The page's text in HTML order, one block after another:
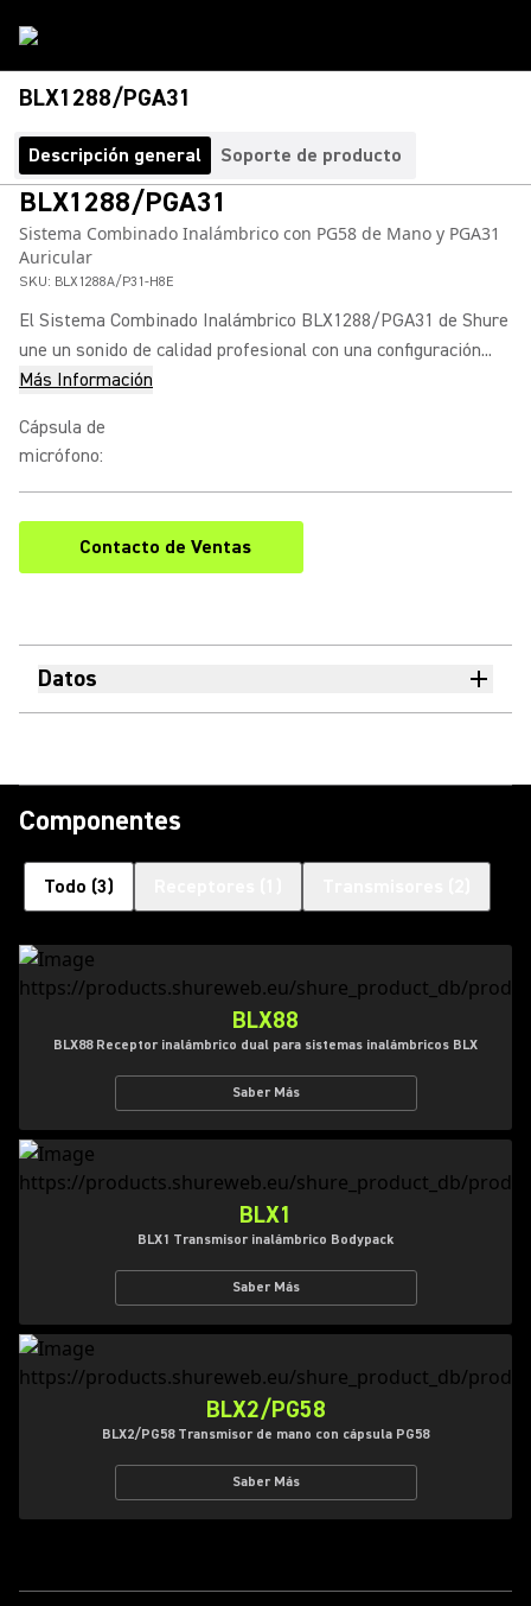
BLX1288/PGA31
Descripción general Soporte de producto
BLX1288/PGA31
Sistema Combinado Inalámbrico con PG58 de Mano y PGA31
Auricular
SKU: BLX1288A/P31-H8E
El Sistema Combinado Inalámbrico BLX1288/PGA31 de Shure
une un sonido de calidad profesional con una configuración...
Más Información
Cápsula de
micrófono:
Contacto de Ventas
Datos
Componentes
Todo (3)
BLX88
BLX88 Receptor inalámbrico dual para sistemas inalámbricos BLX
Saber Más
BLX1
BLX1 Transmisor inalámbrico Bodypack
Saber Más
BLX2/PG58
BLX2/PG58 Transmisor de mano con cápsula PG58
Saber Más